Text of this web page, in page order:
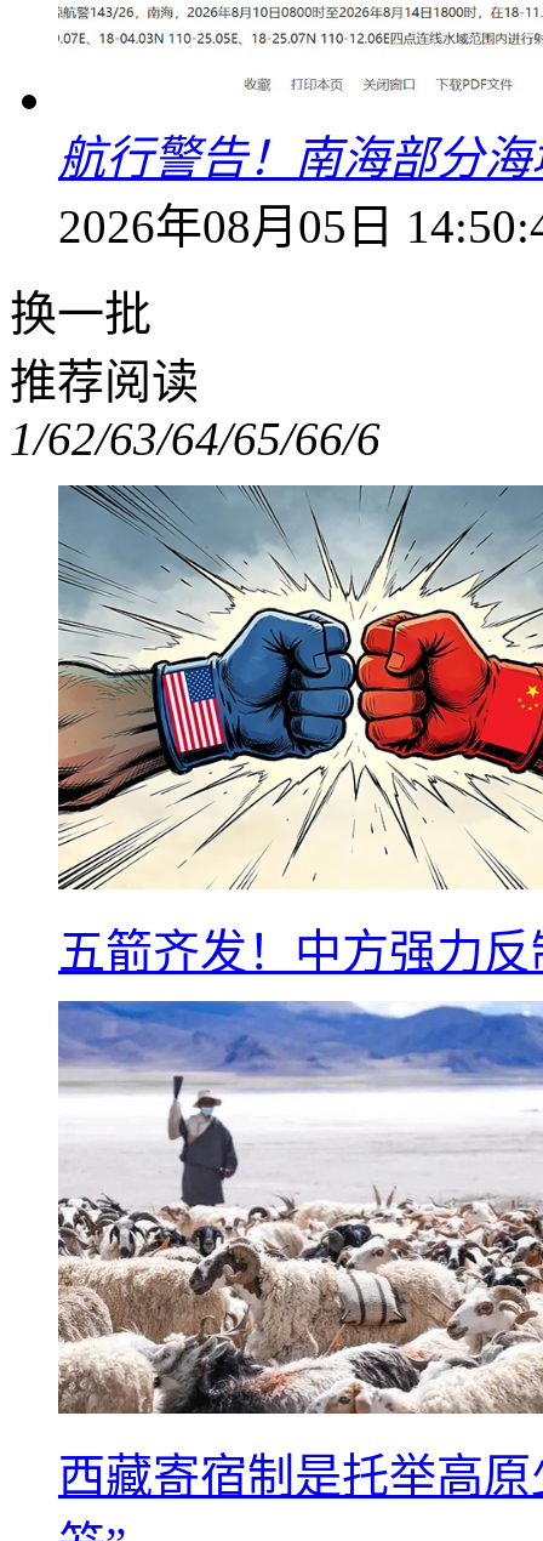
航行警告！南海部分
2026年08月05日
换一批
推荐阅读
1/62/63/64/65/66/6
五箭齐发！中方强力
西藏寄宿制是托举高